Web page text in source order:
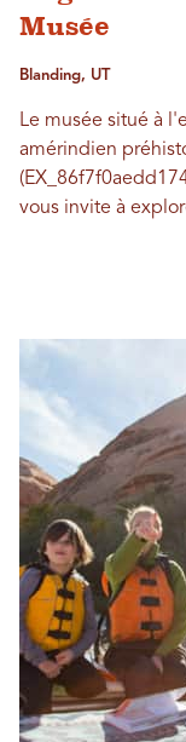
Musée
Blanding, UT
Le musée situé à
amérindien
vous invite à